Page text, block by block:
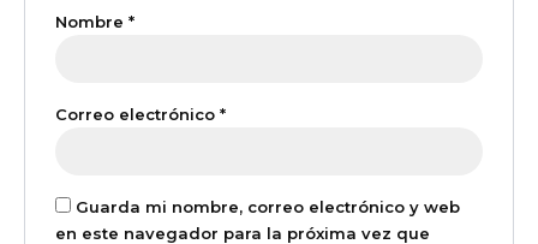
Nombre*
Correo electrónico*
Guarda mi nombre, correo electrónico y web
en este navegador para la próxima vez que